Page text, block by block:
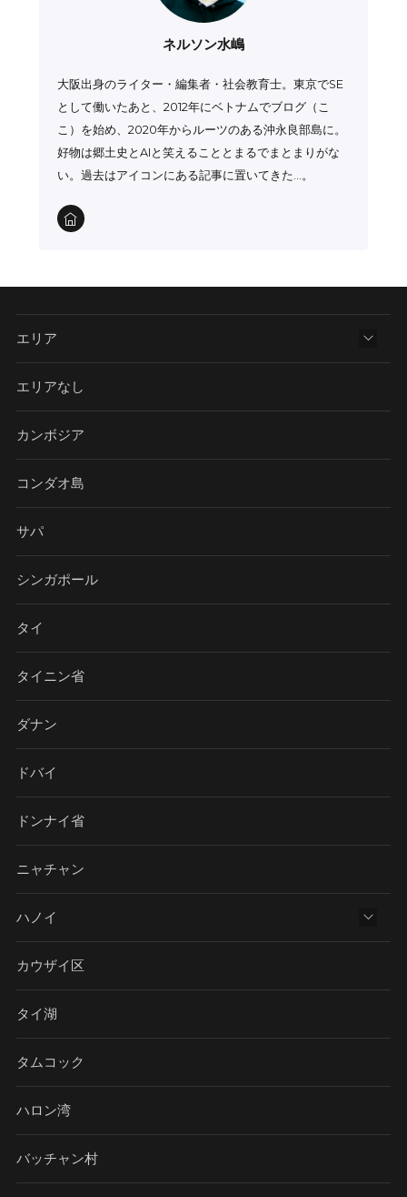
ネルソン水嶋
大阪出身のライター・編集者・社会教育士。東京でSE
として働いたあと、2012年にベトナムでブログ（こ
こ）を始め、2020年からルーツのある沖永良部島に。
好物は郷土史とAIと笑えることとまるでまとまりがな
い。過去はアイコンにある記事に置いてきた…。
エリア
エリアなし
カンボジア
コンダオ島
サパ
シンガポール
タイ
タイニン省
ダナン
ドバイ
ドンナイ省
ニャチャン
ハノイ
カウザイ区
タイ湖
タムコック
ハロン湾
バッチャン村